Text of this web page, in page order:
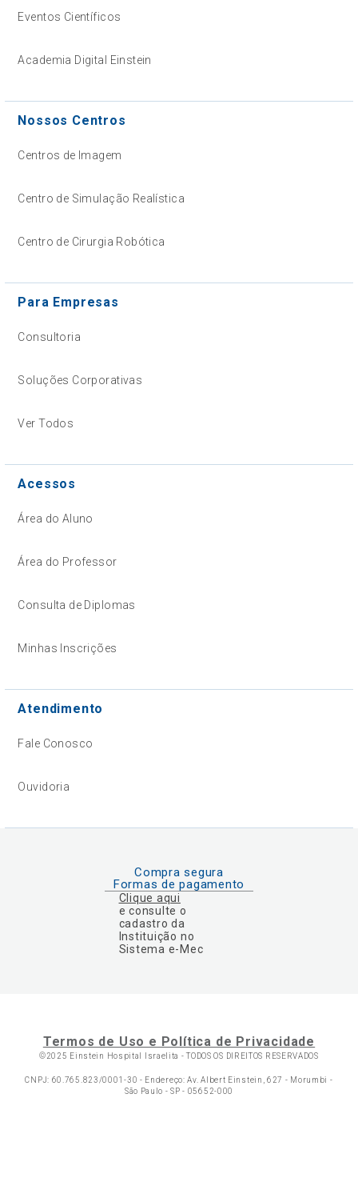
Eventos Científicos
Academia Digital Einstein
Nossos Centros
Centros de Imagem
Centro de Simulação Realística
Centro de Cirurgia Robótica
Para Empresas
Consultoria
Soluções Corporativas
Ver Todos
Acessos
Área do Aluno
Área do Professor
Consulta de Diplomas
Minhas Inscrições
Atendimento
Fale Conosco
Ouvidoria
Compra segura
Formas de pagamento
Clique aqui
e consulte o
cadastro da
Instituição no
Sistema e-Mec
Termos de Uso e Política de Privacidade
©2025 Einstein Hospital Israelita -TODOS OS DIREITOS RESERVADOS
CNPJ: 60.765.823/0001-30 - Endereço: Av. Albert Einstein, 627 - Morumbi -
São Paulo - SP - 05652-000